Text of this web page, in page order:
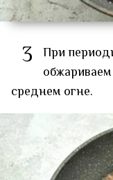
3 При
среднем огне.